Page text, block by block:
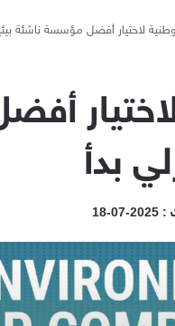
لاختيار أفضل مؤسسة ناشئة
بدأ
18